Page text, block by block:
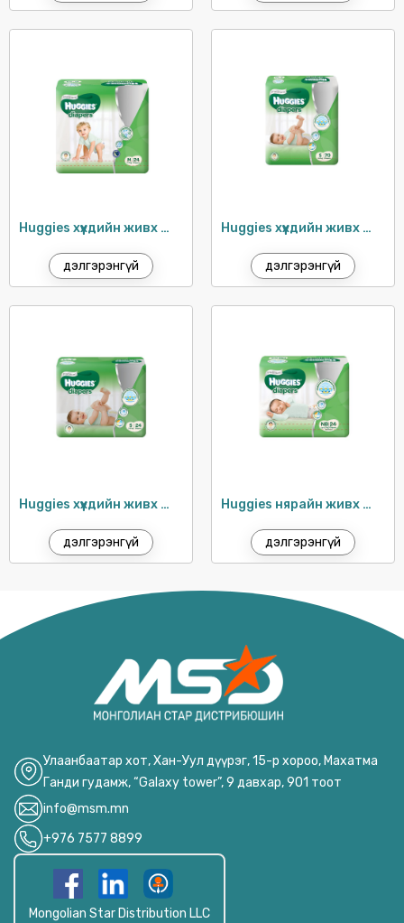
Huggies хүүхдийн живх №3 (7-11кг) / 24ш
дэлгэрэнгүй
Huggies хүүхдийн живх №2 (3-8кг) / 70ш
дэлгэрэнгүй
Huggies хүүхдийн живх №2 (3-8кг) / 24ш
дэлгэрэнгүй
Huggies нярайн живх №1 (5кг хүртэл) / 24ш
дэлгэрэнгүй
Улаанбаатар хот, Хан-Уул дүүрэг, 15-р хороо, Махатма
Ганди гудамж, “Galaxy tower”, 9 давхар, 901 тоот
info@msm.mn
+976 7577 8899
Mongolian Star Distribution LLC